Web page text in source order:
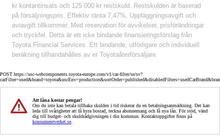
kr kontantinsats och 125 000 kr restskuld. Restskulden är baserad
på försäljningspris. Effektiv ränta 7,47%. Uppläggningsavgift och
aviavgift tillkommer. Med reservation för avvikelser, prisförändringar
och tryckfel. Detta är ett icke bindande finansieringsförslag från
Toyota Financial Services. Ett bindande, utförligare och individuell
beräkning tillhandahålles av er Toyotaåterförsäljare.
POST https://usc-webcomponents.toyota-europe.com/v1/car-filter/se/sv?
Att låna kostar pengar!
Om du inte kan betala tillbaka skulden i tid riskerar du en betalningsanmärkning. Det kan
leda till svårigheter att få hyra bostad, teckna abonnemang och få nya lån. För stöd, vänd
dig till budget- och skuldrådgivningen i din kommun. Kontaktuppgifter finns på
konsumentverket.se